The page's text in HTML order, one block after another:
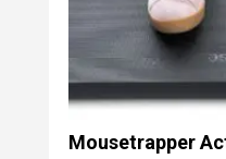
Mousetrapper